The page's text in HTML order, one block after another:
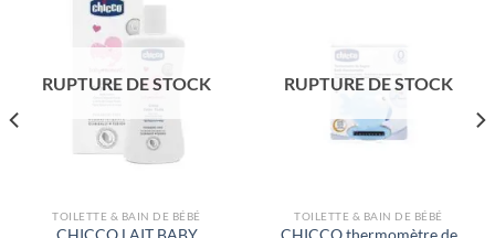
RUPTURE DE STOCK
TOILETTE & BAIN DE BÉBÉ
CHICCO LAIT BABY
RUPTURE DE STOCK
TOILETTE & BAIN DE BÉBÉ
CHICCO thermomètre de